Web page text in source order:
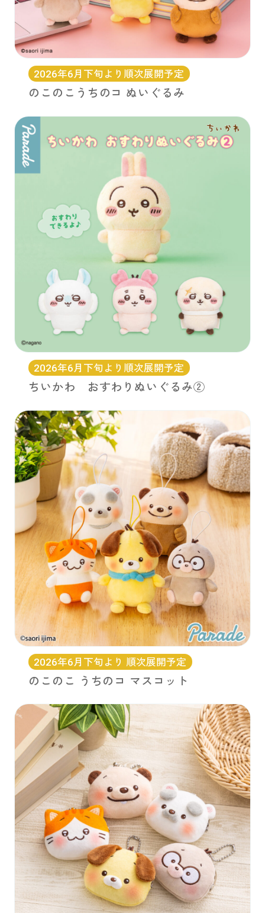
2026年6月下旬より順次展開予定
のこのこうちのコ ぬいぐるみ
2026年6月下旬より順次展開予定
ちいかわ おすわりぬいぐるみ②
2026年6月下旬より 順次展開予定
のこのこ うちのコ マスコット